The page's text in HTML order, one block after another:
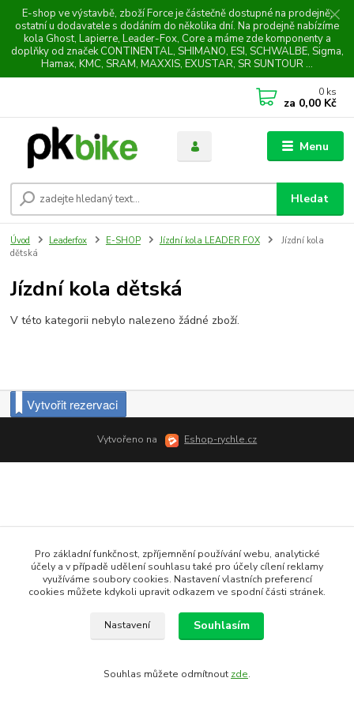
E-shop ve výstavbě, zboží Force je částečně dostupné na prodejně,
ostatní u dodavatele s dodáním do několika dní. Na prodejně nabízíme
kola Ghost, Lapierre, Leader-Fox, Core a máme zde komponenty a
doplňky od značek CONTINENTAL, SHIMANO, ESI, SCHWALBE, Sigma,
Hamax, KMC, SRAM, MAXXIS, EXUSTAR, SR SUNTOUR ...
Menu
Hledat
0 ks
za 0,00 Kč
Úvod Leaderfox E-SHOP Jízdní kola LEADER FOX
Jízdní kola
dětská
Jízdní kola dětská
V této kategorii nebylo nalezeno žádné zboží.
Vytvořit rezervaci
Vytvořeno na Eshop-rychle.cz
Pro základní funkčnost, zpříjemnění používání webu, analytické
účely a v případě udělení souhlasu také pro účely cílení reklamy
využíváme soubory cookies. Nastavení vlastních preferencí
cookies můžete kdykoli upravit odkazem ve spodní části stránek.
Nastavení Souhlasím
Souhlas můžete odmítnout zde.